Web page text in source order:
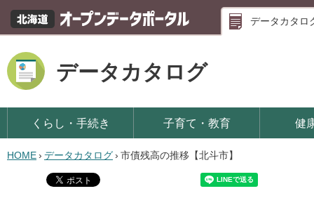
データカタロ
データカタログ
くらし・手続き 子育て・教育 健
HOME› データカタログ› 市債残高の推移【北斗市】